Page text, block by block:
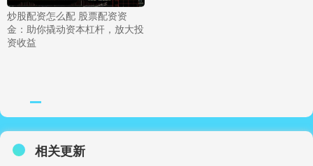
炒股配资怎么配 股票配资资
金：助你撬动资本杠杆，放大投
资收益
相关更新